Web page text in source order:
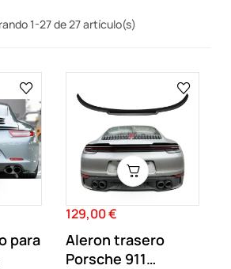
1-27 de 27 artículo(s)
para
Precio
129,00 €
Aleron trasero
Porsche 911